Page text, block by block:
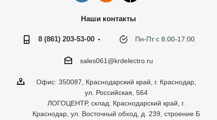
Наши контакты
8 (861) 203-53-00 Пн-Пт с 8:00-17:00
sales061@krdelectro.ru
Офис: 350087, Краснодарский край, г. Краснодар,
ул. Российская, 564
ЛОГОЦЕНТР, склад: Краснодарский край, г.
Краснодар, ул. Восточный обход, д. 239, строение Б